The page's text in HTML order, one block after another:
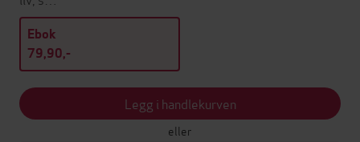
Ebok
79,90,-
Legg i handlekurven
eller